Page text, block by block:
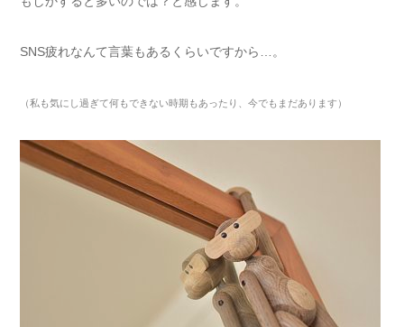
SNS疲れなんて言葉もあるくらいですから…。
（私も気にし過ぎて何もできない時期もあったり、今でもまだあります）